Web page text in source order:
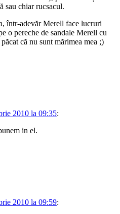
sau chiar rucsacul.
într-adevăr Merell face lucruri
o pereche de sandale Merell cu
că nu sunt mărimea mea ;)
2010 la 09:35:
in el.
2010 la 09:59: